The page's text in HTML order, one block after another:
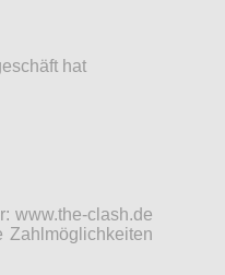
hat
www.the-clash.de
Zahlmöglichkeiten